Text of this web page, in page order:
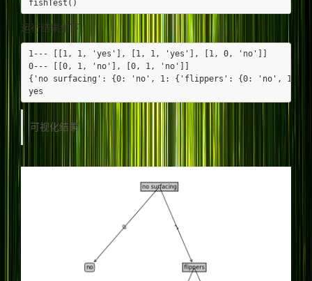
运行结果如下：
1--- [[1, 1, 'yes'], [1, 1, 'yes'], [1, 0, 'no']]
0--- [[0, 1, 'no'], [0, 1, 'no']]
{'no surfacing': {0: 'no', 1: {'flippers': {0: 'no', 1:
可视化结果